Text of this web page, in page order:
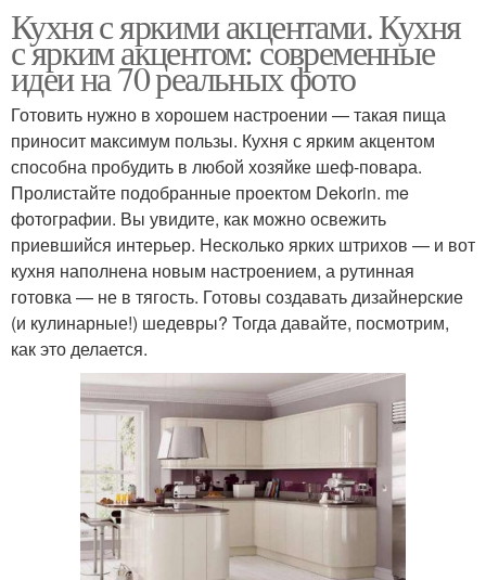
Кухня с яркими акцентами. Кухня
с ярким акцентом: современные
идеи на 70 реальных фото
Готовить нужно в хорошем настроении — такая пища
приносит максимум пользы. Кухня с ярким акцентом
способна пробудить в любой хозяйке шеф-повара.
Пролистайте подобранные проектом Dekorin. me
фотографии. Вы увидите, как можно освежить
приевшийся интерьер. Несколько ярких штрихов — и вот
кухня наполнена новым настроением, а рутинная
готовка — не в тягость. Готовы создавать дизайнерские
(и кулинарные!) шедевры? Тогда давайте, посмотрим,
как это делается.